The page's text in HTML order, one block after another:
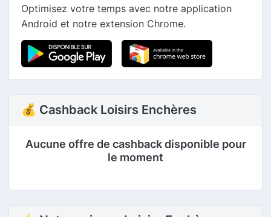
Optimisez votre temps avec notre application
Android et notre extension Chrome.
💰 Cashback Loisirs Enchères
Aucune offre de cashback disponible pour
le moment